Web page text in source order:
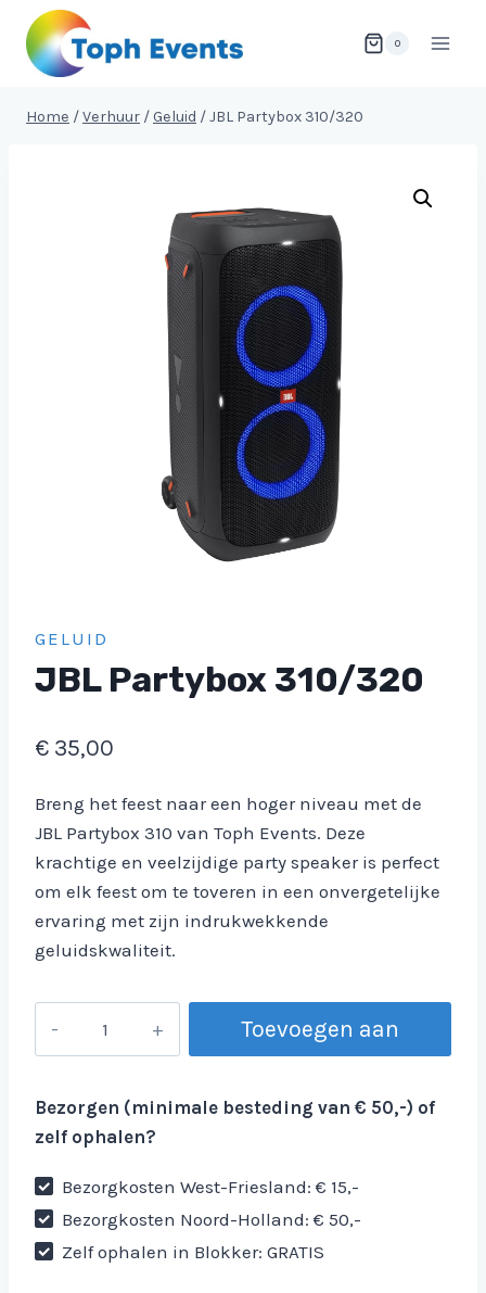
Doorgaan
naar
inhoud
0
Home /Verhuur / Geluid /JBL Partybox 310/320
GELUID
JBL Partybox 310/320
€ 35,00
Breng het feest naar een hoger niveau met de
JBL Partybox 310 van Toph Events. Deze
krachtige en veelzijdige party speaker is perfect
om elk feest om te toveren in een onvergetelijke
ervaring met zijn indrukwekkende
geluidskwaliteit.
aantal
Toevoegen aan
Bezorgen (minimale besteding van € 50,-) of
zelf ophalen?
Bezorgkosten West-Friesland: € 15,-
Bezorgkosten Noord-Holland: € 50,-
Zelf ophalen in Blokker: GRATIS